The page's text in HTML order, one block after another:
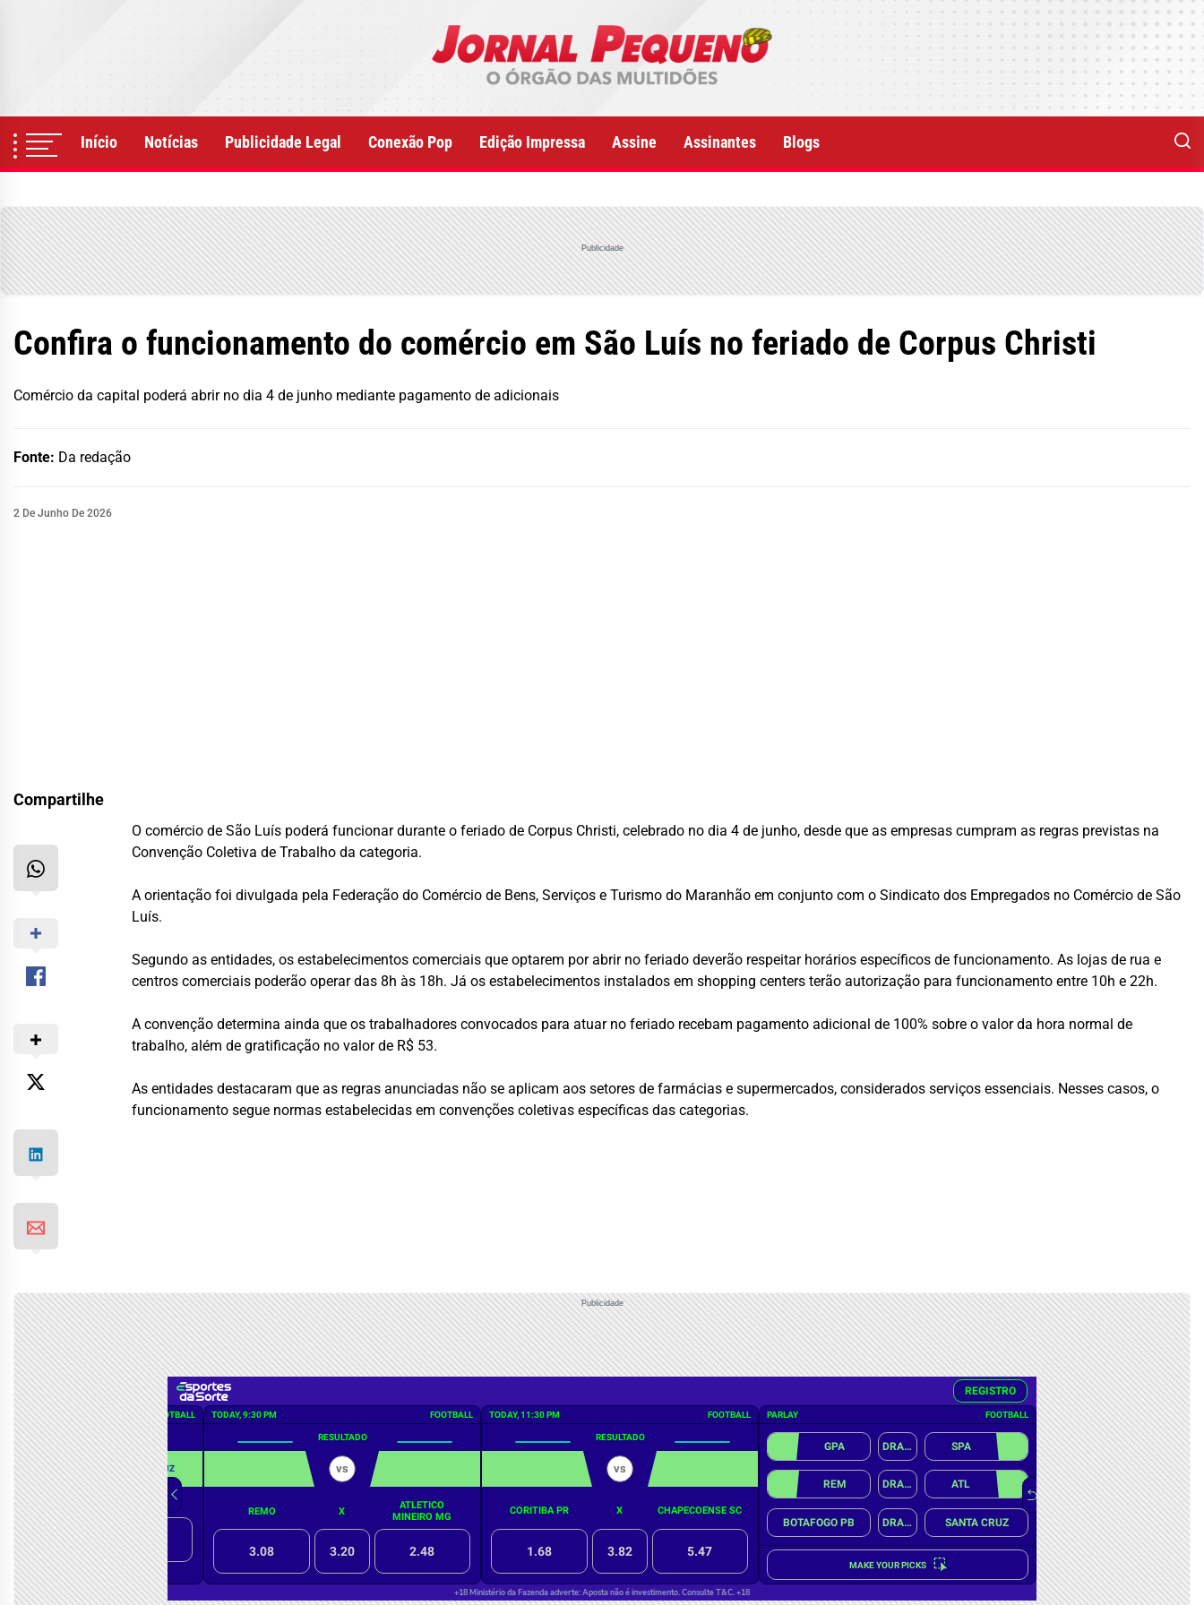
Início Notícias Publicidade Legal Conexão Pop Edição Impressa Assine Assinantes Blogs
Publicidade
Confira o funcionamento do comércio em São Luís no feriado de Corpus Christi
Comércio da capital poderá abrir no dia 4 de junho mediante pagamento de adicionais
Fonte: Da redação
2 De Junho De 2026
Compartilhe
O comércio de São Luís poderá funcionar durante o feriado de Corpus Christi, celebrado no dia 4 de junho, desde que as empresas cumpram as regras previstas na
Convenção Coletiva de Trabalho da categoria.
A orientação foi divulgada pela Federação do Comércio de Bens, Serviços e Turismo do Maranhão em conjunto com oSindicato dos Empregados no Comércio de São
Luís.
Segundo as entidades, os estabelecimentos comerciais que optarem por abrir no feriado deverão respeitar horários específicos de funcionamento. As lojas de rua e
centros comerciais poderão operar das 8h às 18h. Já os estabelecimentos instalados em shopping centers terão autorização para funcionamento entre 10h e 22h.
A convenção determina ainda que os trabalhadores convocados para atuar no feriado recebam pagamento adicional de 100% sobre o valor da hora normal de
trabalho, além de gratificação no valor de R$ 53.
As entidades destacaram que as regras anunciadas não se aplicam aos setores de farmácias e supermercados, considerados serviços essenciais. Nesses casos, o
funcionamento segue normas estabelecidas em convenções coletivas específicas das categorias.
Publicidade